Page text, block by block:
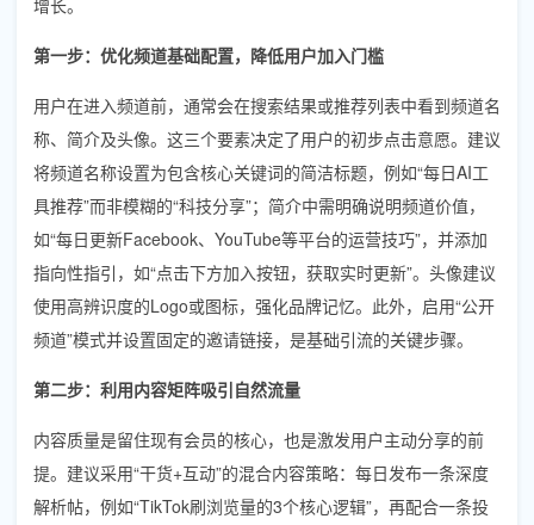
第一步：优化频道基础配置，降低用户加入门槛
用户在进入频道前，通常会在搜索结果或推荐列表中看到频道名
称、简介及头像。这三个要素决定了用户的初步点击意愿。建议
将频道名称设置为包含核心关键词的简洁标题，例如“每日AI工
具推荐”而非模糊的“科技分享”；简介中需明确说明频道价值，
如“每日更新Facebook、YouTube等平台的运营技巧”，并添加
指向性指引，如“点击下方加入按钮，获取实时更新”。头像建议
使用高辨识度的Logo或图标，强化品牌记忆。此外，启用“公开
频道”模式并设置固定的邀请链接，是基础引流的关键步骤。
第二步：利用内容矩阵吸引自然流量
内容质量是留住现有会员的核心，也是激发用户主动分享的前
提。建议采用“干货+互动”的混合内容策略：每日发布一条深度
解析帖，例如“TikTok刷浏览量的3个核心逻辑”，再配合一条投